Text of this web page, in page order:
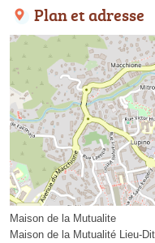
Plan et adresse
Maison de la Mutualite
Maison de la Mutualité Lieu-